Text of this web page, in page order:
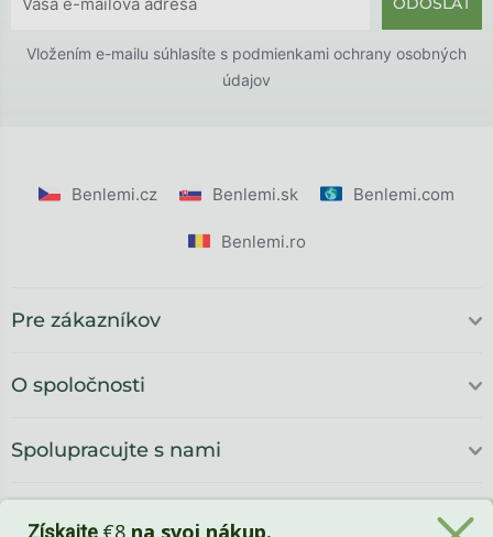
Vložením e-mailu súhlasíte s podmienkami ochrany osobných
údajov
Benlemi.cz Benlemi.sk Benlemi.com
Benlemi.ro
Pre zákazníkov
O spoločnosti
Spolupracujte s nami
Získajte €8 na svoj nákup.